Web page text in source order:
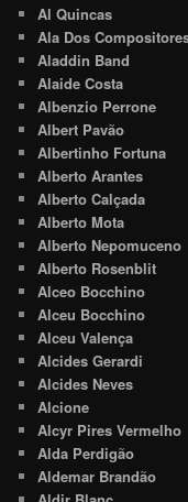
Al Quincas
Ala Dos
Aladdin Band
Alaide Costa
Albenzio Perrone
Albert Pavão
Albertinho Fortuna
Alberto Arantes
Alberto Calçada
Alberto Mota
Alberto Nepomuceno
Alberto Rosenblit
Alceo Bocchino
Alceu Bocchino
Alceu Valença
Alcides Gerardi
Alcides Neves
Alcione
Alcyr Pires Vermelho
Alda Perdigão
Aldemar Brandão